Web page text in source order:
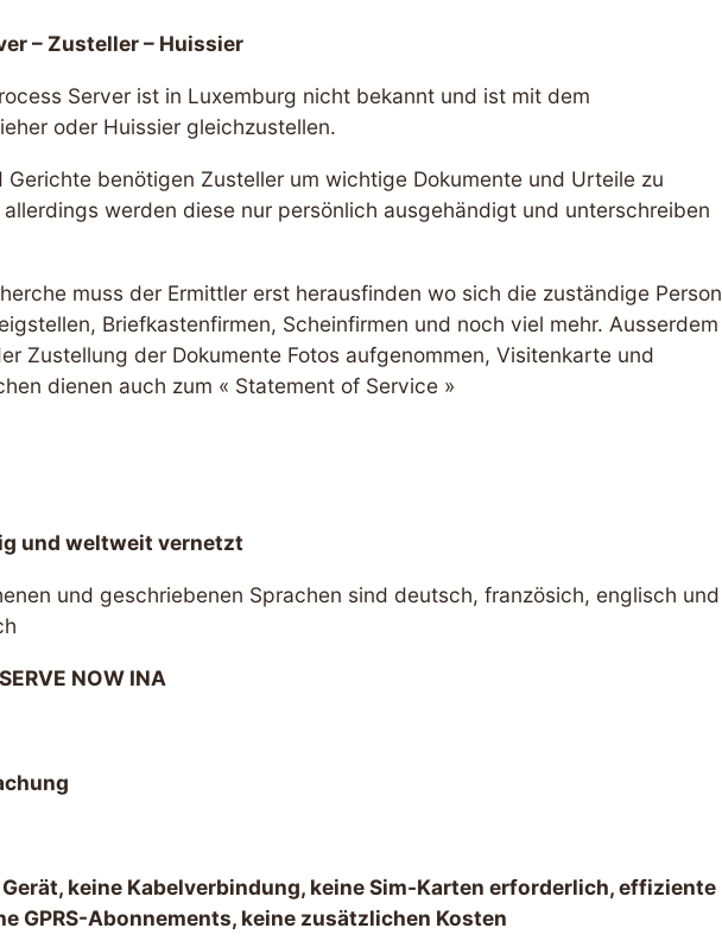
– Zusteller – Huissier
Server ist in Luxemburg nicht bekannt und ist mit dem
oder Huissier gleichzustellen.
Gerichte benötigen Zusteller um wichtige Dokumente und Urteile zu
werden diese nur persönlich ausgehändigt und unterschreiben
muss der Ermittler erst herausfinden wo sich die zuständige Person
Briefkastenfirmen, Scheinfirmen und noch viel mehr. Ausserdem
Zustellung der Dokumente Fotos aufgenommen, Visitenkarte und
dienen auch zum « Statement of Service »
und weltweit vernetzt
und geschriebenen Sprachen sind deutsch, französich, englisch und
NOW INA
keine Kabelverbindung, keine Sim-Karten erforderlich, effiziente
GPRS-Abonnements, keine zusätzlichen Kosten